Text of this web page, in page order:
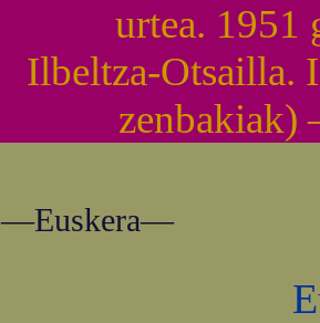
urtea. 1951
Ilbeltza-Otsailla.
—Euskera—